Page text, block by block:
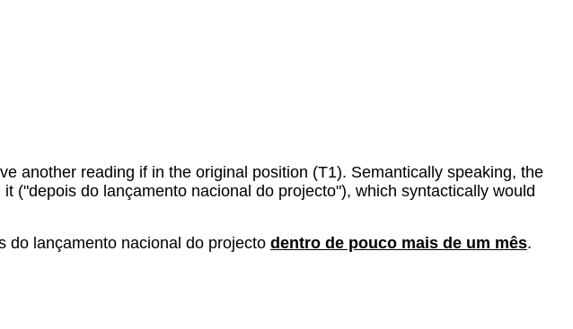
another reading if in the original position (T1). Semantically speaking, the
("depois do lançamento nacional do projecto"), which syntactically would
lançamento nacional do projecto dentro de pouco mais de um mês.